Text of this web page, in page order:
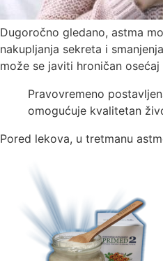
Dugoročno gledano, astma
nakupljanja sekreta i
može se javiti hroničan
Pravovremeno
omogućuje kvalitetan
Pored lekova, u tretmanu